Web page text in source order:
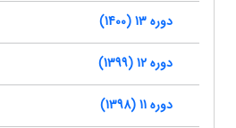
دوره 13 (1400)
دوره 12 (1399)
دوره 11 (1398)